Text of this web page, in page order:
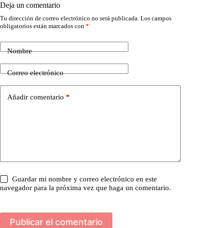
Deja un comentario
Tu dirección de correo electrónico no será publicada. Los campos
obligatorios están marcados con *
Nombre
Correo electrónico
Añadir comentario *
Guardar mi nombre y correo electrónico en este
navegador para la próxima vez que haga un comentario.
Publicar el comentario